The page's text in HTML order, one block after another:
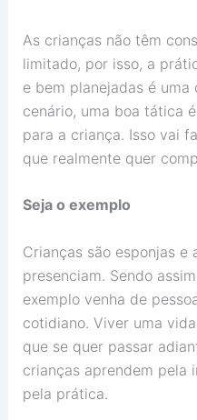
As crianças não têm
limitado, por isso, a
e bem planejadas é
cenário, uma boa tática
para a criança. Isso vai
que realmente quer
Seja o exemplo
Crianças são esponjas e
presenciam. Sendo
exemplo venha de
cotidiano. Viver uma
que se quer passar
crianças aprendem pela
pela prática.